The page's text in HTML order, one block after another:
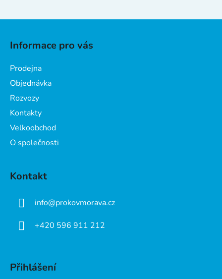
Informace pro vás
Prodejna
Objednávka
Rozvozy
Kontakty
Velkoobchod
O společnosti
Kontakt
info@prokovmorava.cz
+420 596 911 212
Přihlášení